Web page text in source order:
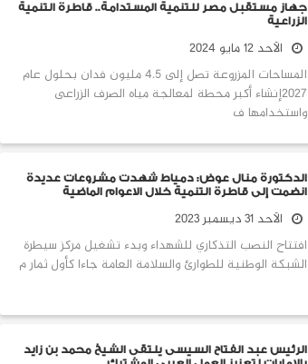
جهاز مستقبل مصر للتنمية المستدامة.. قاطرة التنمية
الزراعية
الأحد 12 مايو 2024
المساحات المزروعة تصل إلى 4.5 مليون فدان بحلول عام
2027إنشاء أكبر محطة لمعالجة مياه الصرف الزراعى
واستخدامها ف
الدكتورة منال عوض: دمياط شهدت مشروعات عديدة
انضمت إلى قاطرة التنمية خلال الاعوام الماضية
الأحد 31 ديسمبر 2023
افتتاح النصب التذكاري للشهداء وبدء تشغيل مركز سيطرة
الشبكة الوطنية للطوارئ والسلامة العامة جاءا كأول ثمار م
‎الرئيس عبد الفتاح السيسى يلتقى الشيخ محمد بن زايد